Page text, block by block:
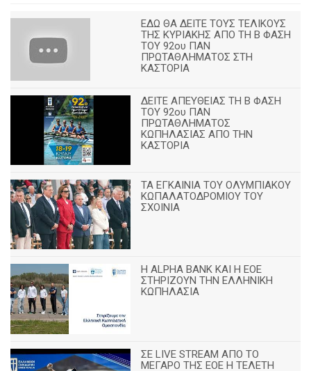
ΕΔΩ ΘΑ ΔΕΙΤΕ ΤΟΥΣ ΤΕΛΙΚΟΥΣ
ΤΗΣ ΚΥΡΙΑΚΗΣ ΑΠΟ ΤΗ Β ΦΑΣΗ
ΤΟΥ 92ου ΠΑΝ
ΠΡΩΤΑΘΛΗΜΑΤΟΣ ΣΤΗ
ΚΑΣΤΟΡΙΑ
ΔΕΙΤΕ ΑΠΕΥΘΕΙΑΣ ΤΗ Β ΦΑΣΗ
ΤΟΥ 92ου ΠΑΝ
ΠΡΩΤΑΘΛΗΜΑΤΟΣ
ΚΩΠΗΛΑΣΙΑΣ ΑΠΟ ΤΗΝ
ΚΑΣΤΟΡΙΑ
TA ΕΓΚΑΙΝΙΑ ΤΟΥ ΟΛΥΜΠΙΑΚΟΥ
ΚΩΠΑΛΑΤΟΔΡΟΜΙΟΥ ΤΟΥ
ΣΧΟΙΝΙΑ
H ALPHA BANK ΚΑΙ Η ΕΟΕ
ΣΤΗΡΙΖΟΥΝ ΤΗΝ ΕΛΛΗΝΙΚΗ
ΚΩΠΗΛΑΣΙΑ
ΣΕ LIVE STREAM ΑΠΟ ΤΟ
ΜΕΓΑΡΟ ΤΗΣ ΕΟΕ Η ΤΕΛΕΤΗ